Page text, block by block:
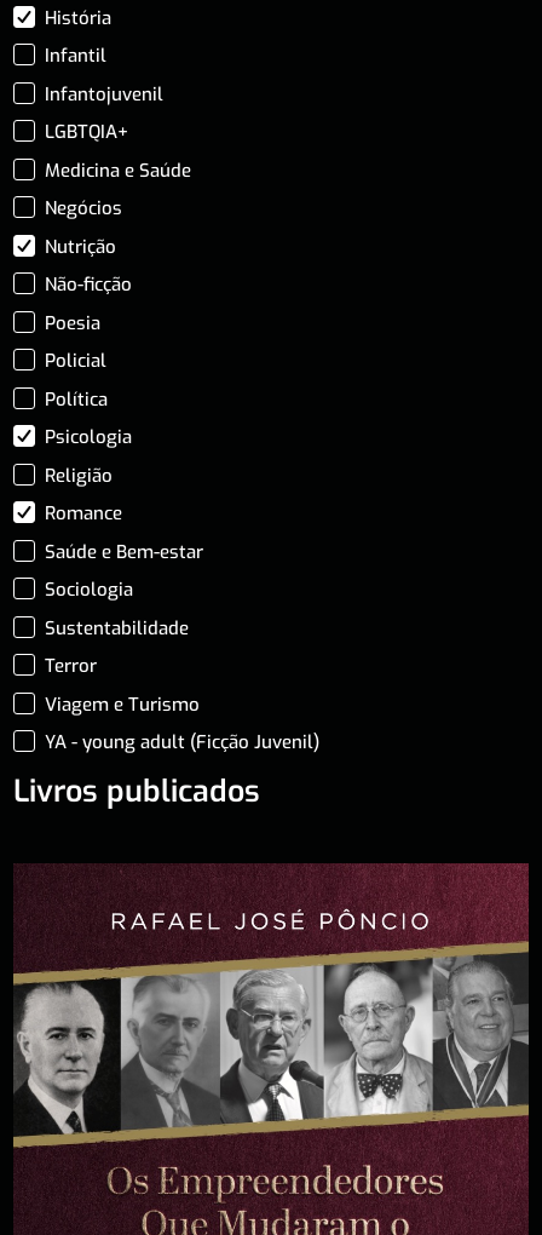
História
Infantil
Infantojuvenil
LGBTQIA+
Medicina e Saúde
Negócios
Nutrição
Não-ficção
Poesia
Policial
Política
Psicologia
Religião
Romance
Saúde e Bem-estar
Sociologia
Sustentabilidade
Terror
Viagem e Turismo
YA - young adult (Ficção Juvenil)
Livros publicados